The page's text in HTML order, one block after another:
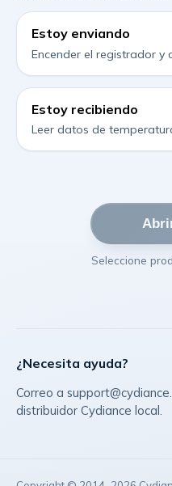
Estoy enviando
Encender el registrador y
Estoy recibiendo
Leer datos de
Seleccione
¿Necesita ayuda?
Correo a
distribuidor Cydiance local.